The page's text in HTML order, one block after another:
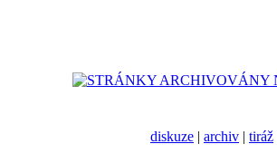
diskuze | archiv | tiráž